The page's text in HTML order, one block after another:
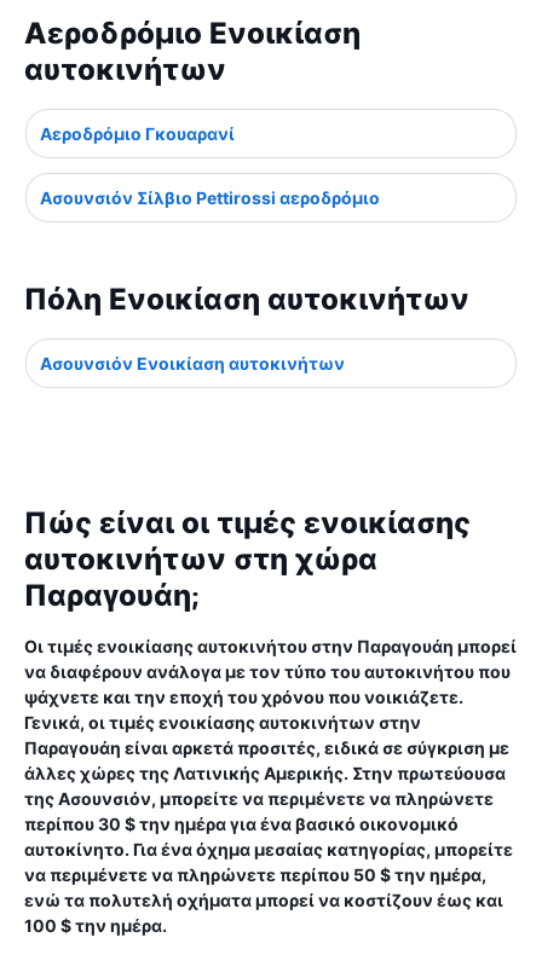
Αεροδρόμιο Ενοικίαση
αυτοκινήτων
Αεροδρόμιο Γκουαρανί
Ασουνσιόν Σίλβιο Pettirossi αεροδρόμιο
Πόλη Ενοικίαση αυτοκινήτων
Ασουνσιόν Ενοικίαση αυτοκινήτων
Πώς είναι οι τιμές ενοικίασης
αυτοκινήτων στη χώρα
Παραγουάη;
Οι τιμές ενοικίασης αυτοκινήτου στην Παραγουάη μπορεί
να διαφέρουν ανάλογα με τον τύπο του αυτοκινήτου που
ψάχνετε και την εποχή του χρόνου που νοικιάζετε.
Γενικά, οι τιμές ενοικίασης αυτοκινήτων στην
Παραγουάη είναι αρκετά προσιτές, ειδικά σε σύγκριση με
άλλες χώρες της Λατινικής Αμερικής. Στην πρωτεύουσα
της Ασουνσιόν, μπορείτε να περιμένετε να πληρώνετε
περίπου 30 $ την ημέρα για ένα βασικό οικονομικό
αυτοκίνητο. Για ένα όχημα μεσαίας κατηγορίας, μπορείτε
να περιμένετε να πληρώνετε περίπου 50 $ την ημέρα,
ενώ τα πολυτελή οχήματα μπορεί να κοστίζουν έως και
100 $ την ημέρα.